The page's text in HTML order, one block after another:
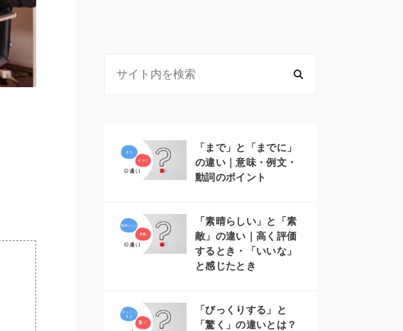
「まで」と「までに」
の違い｜意味・例文・
動詞のポイント
「素晴らしい」と「素
敵」の違い｜高く評価
するとき・「いいな」
と感じたとき
「びっくりする」と
「驚く」の違いとは？